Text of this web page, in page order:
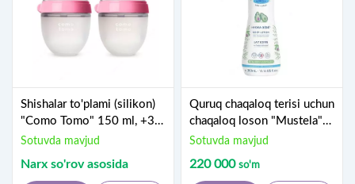
Shishalar to'plami (silikon)
"Como Tomo" 150 ml, +3
m, 2 dona, pushti
Sotuvda mavjud
Narx so'rov asosida
Quruq chaqaloq terisi uchun
chaqaloq loson "Mustela"
Hydra Bebe (300 ml)
Sotuvda mavjud
220 000 so'm